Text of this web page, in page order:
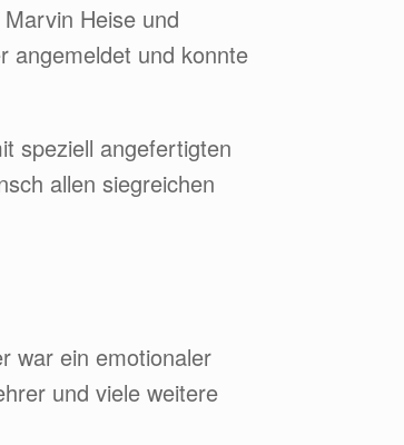
Heise und
angemeldet und konnte
speziell angefertigten
allen siegreichen
war ein emotionaler
und viele weitere